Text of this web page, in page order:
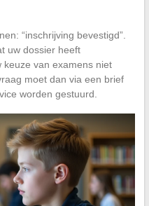
“inschrijving bevestigd”.
uw dossier heeft
van examens niet
moet dan via een brief
worden gestuurd.